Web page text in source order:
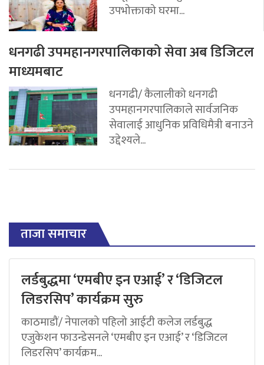
उपभोक्ताको घरमा...
धनगढी उपमहानगरपालिकाको सेवा अब डिजिटल
माध्यमबाट
धनगढी/ कैलालीको धनगढी
उपमहानगरपालिकाले सार्वजनिक
सेवालाई आधुनिक प्रविधिमैत्री बनाउने
उद्देश्यले...
ताजा समाचार
लर्डबुद्धमा ‘एमबीए इन एआई’ र ‘डिजिटल
लिडरसिप’ कार्यक्रम सुरु
काठमाडौं/ नेपालको पहिलो आईटी कलेज लर्डबुद्ध
एजुकेशन फाउन्डेसनले ‘एमबीए इन एआई’ र ‘डिजिटल
लिडरसिप’ कार्यक्रम...